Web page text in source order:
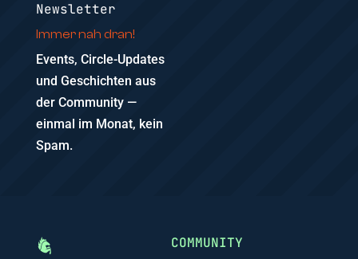
Newsletter
Immer nah dran!
Events, Circle-Updates
und Geschichten aus
der Community —
einmal im Monat, kein
Spam.
COMMUNITY